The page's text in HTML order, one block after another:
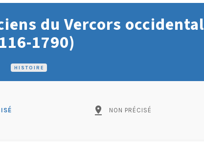
HISTOIRE
du Vercors occidental
1790)
pin_drop NON PRÉCISÉ